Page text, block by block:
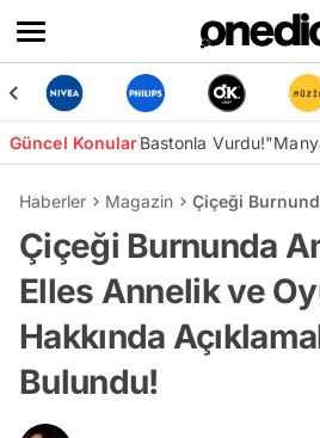
Güncel KonularBastonla Vurdu!
Haberler Magazin Çiçeği
Çiçeği Burnunda
Elles Annelik ve
Hakkında
Bulundu!